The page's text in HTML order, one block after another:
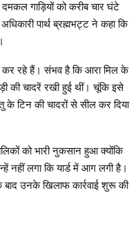
गाड़ियों को करीब चार घंटे
पार्थ ब्रह्मभट्ट ने कहा कि
कर रहे हैं। संभव है कि आरा मिल के
की चादरें रखी हुई थीं। चूंकि इसे
के टिन की चादरों से सील कर दिया
को भारी नुकसान हुआ क्योंकि
नहीं लगा कि यार्ड में आग लगी है।
उनके खिलाफ कार्रवाई शुरू की